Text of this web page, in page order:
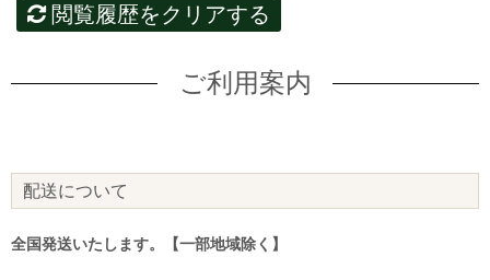
閲覧履歴をクリアする
ご利用案内
配送について
全国発送いたします。【一部地域除く】